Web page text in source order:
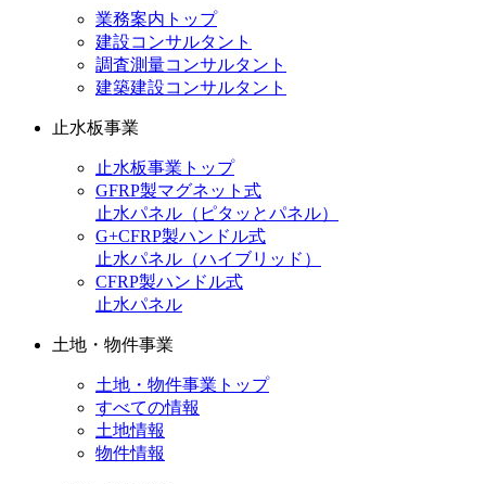
業務案内トップ
建設コンサルタント
調査測量コンサルタント
建築建設コンサルタント
止水板事業
止水板事業トップ
GFRP製マグネット式
止水パネル（ピタッとパネル）
G+CFRP製ハンドル式
止水パネル（ハイブリッド）
CFRP製ハンドル式
止水パネル
土地・物件事業
土地・物件事業トップ
すべての情報
土地情報
物件情報